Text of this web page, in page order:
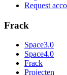
Request
Frack
Space3.0
Space4.0
Frack
Projecten